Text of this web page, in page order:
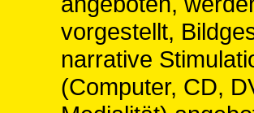
vorgestellt,
narrative
(Computer, CD,